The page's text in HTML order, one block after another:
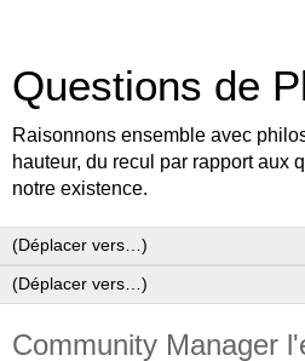
Questions de
Raisonnons ensemble avec
hauteur, du recul par rapport aux
notre existence.
Community Manager